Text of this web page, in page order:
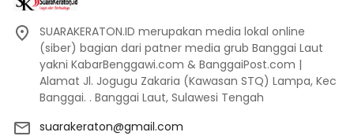
SUARAKERATON.ID merupakan media lokal online
(siber) bagian dari patner media grub Banggai Laut
yakni KabarBenggawi.com & BanggaiPost.com |
Alamat Jl. Jogugu Zakaria (Kawasan STQ) Lampa, Kec
Banggai. . Banggai Laut, Sulawesi Tengah
suarakeraton@gmail.com